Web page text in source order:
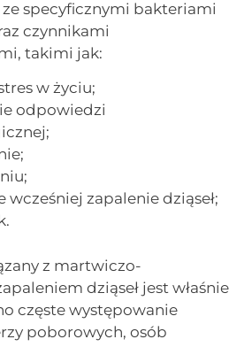
ze specyficznymi bakteriami
czynnikami
takimi jak:
w życiu;
odpowiedzi
wcześniej zapalenie dziąseł;
z martwiczo-
dziąseł jest właśnie
częste występowanie
poborowych, osób